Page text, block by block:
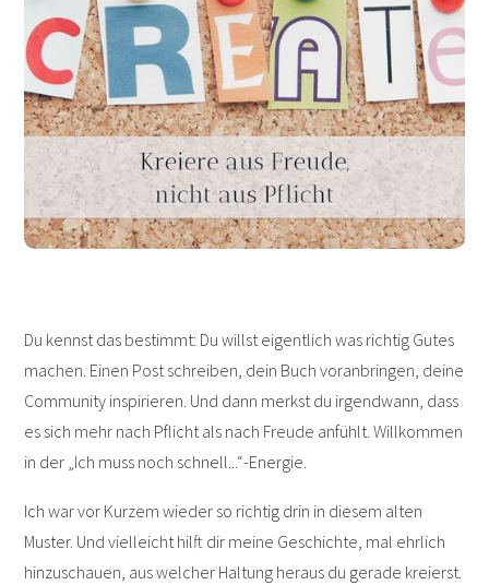
Du kennst das bestimmt: Du willst eigentlich was richtig Gutes
machen. Einen Post schreiben, dein Buch voranbringen, deine
Community inspirieren. Und dann merkst du irgendwann, dass
es sich mehr nach Pflicht als nach Freude anfühlt. Willkommen
in der „Ich muss noch schnell...“-Energie.
Ich war vor Kurzem wieder so richtig drin in diesem alten
Muster. Und vielleicht hilft dir meine Geschichte, mal ehrlich
hinzuschauen, aus welcher Haltung heraus du gerade kreierst.